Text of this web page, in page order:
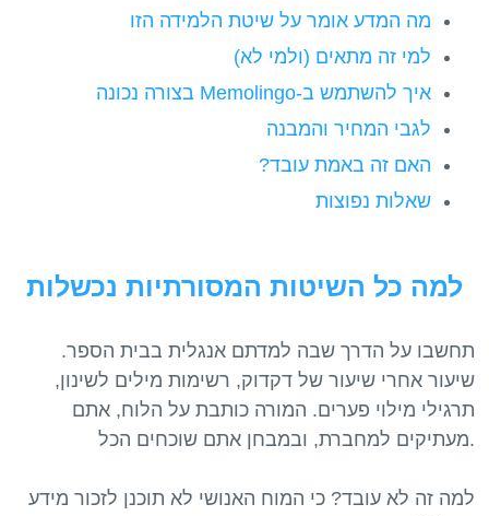
מה המדע אומר על שיטת הלמידה הזו
למי זה מתאים (ולמי לא)
איך להשתמש ב-Memolingo בצורה נכונה
לגבי המחיר והמבנה
האם זה באמת עובד?
שאלות נפוצות
למה כל השיטות המסורתיות נכשלות
תחשבו על הדרך שבה למדתם אנגלית בבית הספר.
שיעור אחרי שיעור של דקדוק, רשימות מילים לשינון,
תרגילי מילוי פערים. המורה כותבת על הלוח, אתם
מעתיקים למחברת, ובמבחן אתם שוכחים הכל.
למה זה לא עובד? כי המוח האנושי לא תוכנן לזכור מידע